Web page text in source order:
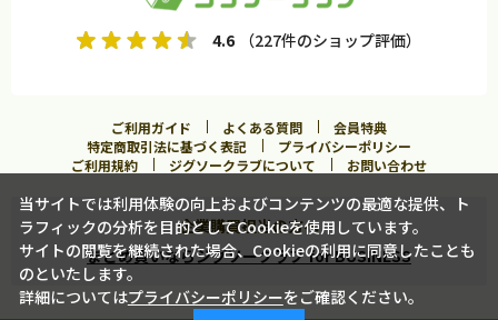
4.6 （227件のショップ評価）
ご利用ガイド よくある質問
会員特典
特定商取引法に基づく表記
プライバシーポリシー
ご利用規約
ジグソークラブについて お問い合わせ
企業購買担当の方へ
まとめ買いならジグソークラブ for BUSINESS
当サイトでは利用体験の向上およびコンテンツの最適な提供、ト
ラフィックの分析を目的としてCookieを使用しています。
サイトの閲覧を継続された場合、Cookieの利用に同意したことも
のといたします。
詳細についてはプライバシーポリシーをご確認ください。